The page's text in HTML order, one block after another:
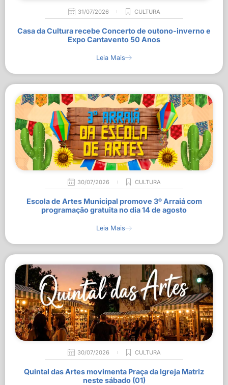
31/07/2026 CULTURA
Casa da Cultura recebe Concerto de outono-inverno e
Expo Cantavento 50 Anos
Leia Mais
30/07/2026 CULTURA
Escola de Artes Municipal promove 3º Arraiá com
programação gratuita no dia 14 de agosto
Leia Mais
30/07/2026 CULTURA
Quintal das Artes movimenta Praça da Igreja Matriz
neste sábado (01)